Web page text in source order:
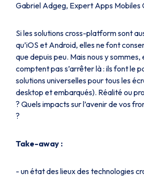
Gabriel Adgeg, Expert Apps Mobiles
Si les solutions cross-platform sont
qu’iOS et Android, elles ne font
que depuis peu. Mais nous y
comptent pas s’arrêter là : ils font le
solutions universelles pour tous les
desktop et embarqués). Réalité ou
? Quels impacts sur l’avenir de vos
?
Take-away :
- un état des lieux des technologies